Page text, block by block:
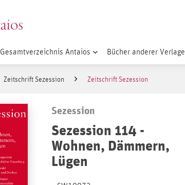
Gesamtverzeichnis Antaios Bücher anderer Verlage
Zeitschrift Sezession Zeitschrift Sezession
Sezession
Sezession 114 -
Wohnen, Dämmern,
Lügen